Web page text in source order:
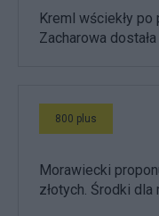
Kreml wściekły
Zacharowa dostała
800 plus
Morawiecki
złotych. Środki